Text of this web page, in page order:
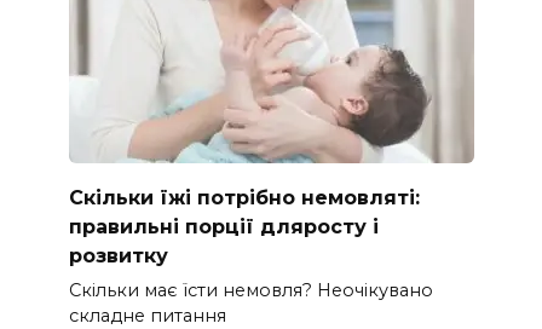
Скільки їжі потрібно немовляті:
правильні порції дляросту і
розвитку
Скільки має їсти немовля? Неочікувано
складне питання